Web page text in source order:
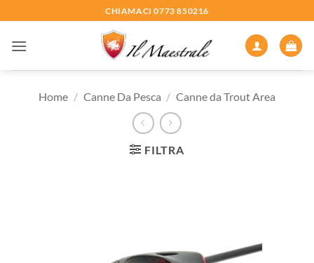
ai
contenuti
CHIAMACI 0773 850216
Home / Canne Da Pesca / Canne da Trout Area
FILTRA